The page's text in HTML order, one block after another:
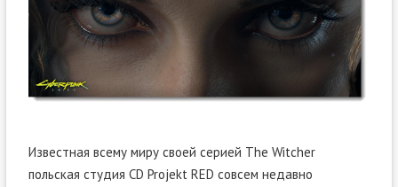
Известная всему миру своей серией The Witcher
польская студия CD Projekt RED совсем недавно